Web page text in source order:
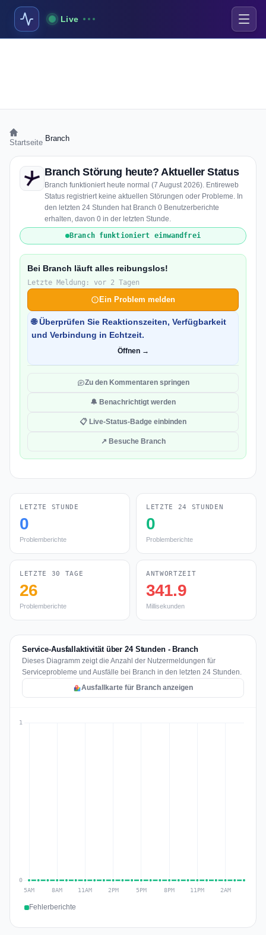
Live
Startseite Branch
Branch Störung heute? Aktueller Status
Branch funktioniert heute normal (7 August 2026). Entireweb
Status registriert keine aktuellen Störungen oder Probleme. In
den letzten 24 Stunden hat Branch 0 Benutzerberichte
erhalten, davon 0 in der letzten Stunde.
Branch funktioniert einwandfrei
Bei Branch läuft alles reibungslos!
Letzte Meldung: vor 2 Tagen
Ein Problem melden
🌐 Überprüfen Sie Reaktionszeiten, Verfügbarkeit
und Verbindung in Echtzeit.
Öffnen →
Zu den Kommentaren springen
🔔 Benachrichtigt werden
📋 Live-Status-Badge einbinden
↗ Besuche Branch
LETZTE STUNDE
0
Problemberichte
LETZTE 24 STUNDEN
0
Problemberichte
LETZTE 30 TAGE
26
Problemberichte
ANTWORTZEIT
341.9
Millisekunden
Service-Ausfallaktivität über 24 Stunden - Branch
Dieses Diagramm zeigt die Anzahl der Nutzermeldungen für
Serviceprobleme und Ausfälle bei Branch in den letzten 24 Stunden.
Ausfallkarte für Branch anzeigen
Fehlerberichte